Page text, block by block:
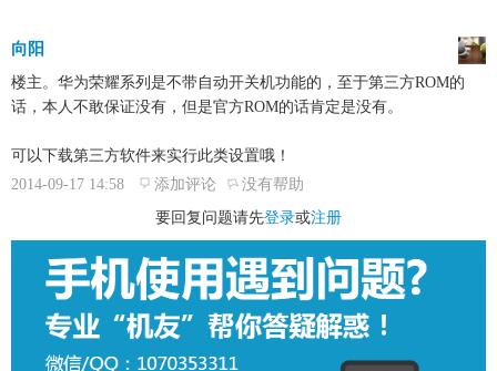
向阳
楼主。华为荣耀系列是不带自动开关机功能的，至于第三方ROM的
话，本人不敢保证没有，但是官方ROM的话肯定是没有。
可以下载第三方软件来实行此类设置哦！
2014-09-17 14:58
添加评论
没有帮助
要回复问题请先登录或注册